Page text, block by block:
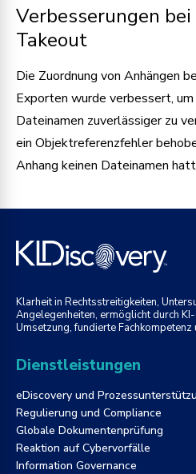
Verbesserungen
Takeout
Die Zuordnung von Anhängen
Exporten wurde verbessert,
Dateinamen zuverlässiger zu
ein Objektreferenzfehler
Anhang keinen Dateinamen
Klarheit in Rechtsstreitigkeiten,
Angelegenheiten, ermöglicht durch
Umsetzung, fundierte
Dienstleistungen
eDiscovery und
Regulierung und Compliance
Globale Dokumentenprüfung
Reaktion auf Cybervorfälle
Information Governance